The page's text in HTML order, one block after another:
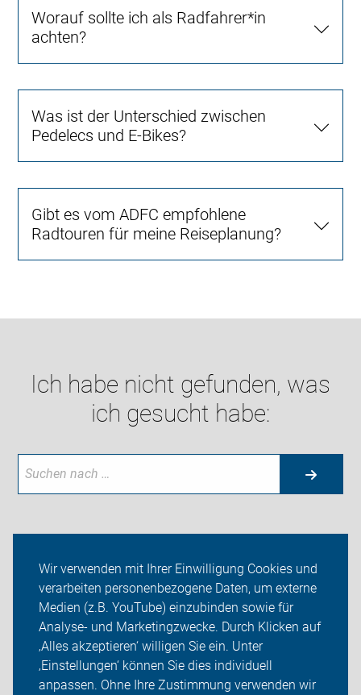
Wir verwenden mit Ihrer Einwilligung Cookies und
verarbeiten personenbezogene Daten, um externe
Medien (z.B. YouTube) einzubinden sowie für
Analyse- und Marketingzwecke. Durch Klicken auf
‚Alles akzeptieren‘ willigen Sie ein. Unter
‚Einstellungen‘ können Sie dies individuell
anpassen. Ohne Ihre Zustimmung verwenden wir
Worauf sollte ich als Radfahrer*in
achten?
Was ist der Unterschied zwischen
Pedelecs und E-Bikes?
Gibt es vom ADFC empfohlene
Radtouren für meine Reiseplanung?
Ich habe nicht gefunden, was
ich gesucht habe:
Themen
ADFC Erfurt
Sei dabei